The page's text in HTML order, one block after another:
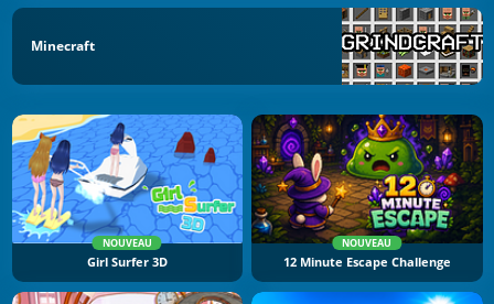
Minecraft
NOUVEAU
Girl Surfer 3D
NOUVEAU
12 Minute Escape Challenge